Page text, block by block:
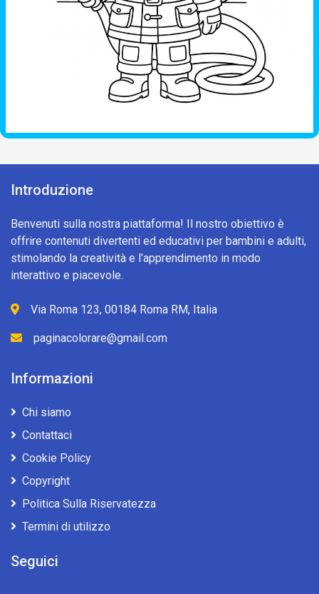
Introduzione
Benvenuti sulla nostra piattaforma! Il nostro obiettivo è
offrire contenuti divertenti ed educativi per bambini e adulti,
stimolando la creatività e l’apprendimento in modo
interattivo e piacevole.
Via Roma 123, 00184 Roma RM, Italia
paginacolorare@gmail.com
Informazioni
Chi siamo
Contattaci
Cookie Policy
Copyright
Politica Sulla Riservatezza
Termini di utilizzo
Seguici